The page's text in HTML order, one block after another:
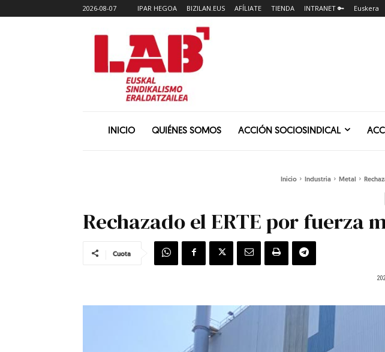
2026-08-07 IPAR HEGOA BIZILAN.EUS AFÍLIATE TIENDA INTRANET 🔑 Euskera
INICIO QUIÉNES SOMOS ACCIÓN SOCIOSINDICAL
Inicio Industria Metal
Rechazado el ERTE por fuerza
Cuota